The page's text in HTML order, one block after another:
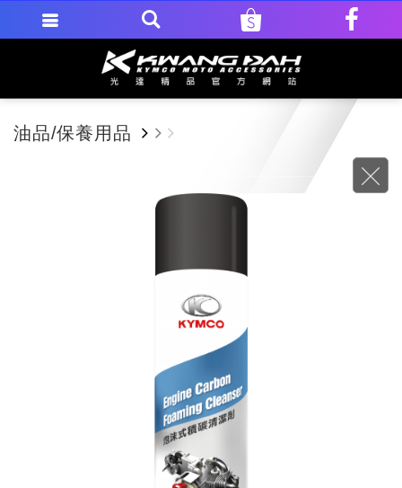
油品/保養用品